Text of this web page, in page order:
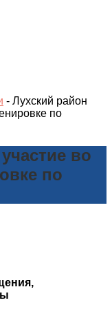
- Лухский район
по
во
по